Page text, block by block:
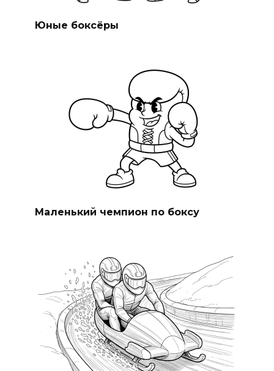
Юные боксёры
Маленький чемпион по боксу